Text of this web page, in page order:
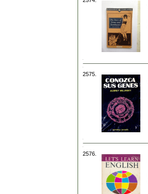
2575.
2576.